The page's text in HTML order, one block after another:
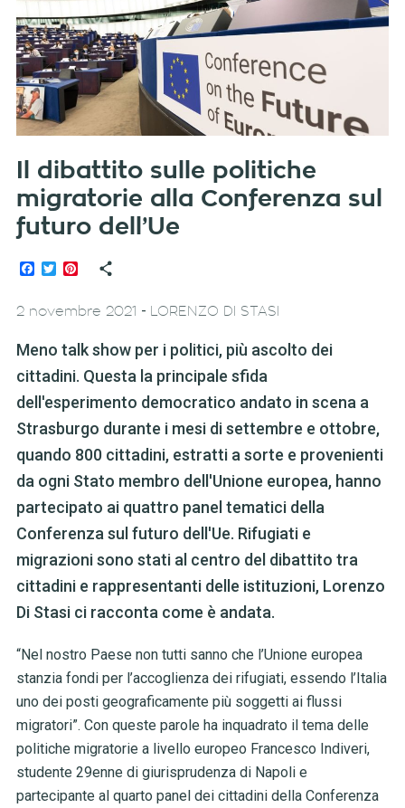
Il dibattito sulle politiche
migratorie alla Conferenza sul
futuro dell’Ue
Facebook
TwitterPinterest
2 novembre 2021 - LORENZO DI STASI
Meno talk show per i politici, più ascolto dei
cittadini. Questa la principale sfida
dell'esperimento democratico andato in scena a
Strasburgo durante i mesi di settembre e ottobre,
quando 800 cittadini, estratti a sorte e provenienti
da ogni Stato membro dell'Unione europea, hanno
partecipato ai quattro panel tematici della
Conferenza sul futuro dell'Ue. Rifugiati e
migrazioni sono stati al centro del dibattito tra
cittadini e rappresentanti delle istituzioni, Lorenzo
Di Stasi ci racconta come è andata.
“Nel nostro Paese non tutti sanno che l’Unione europea
stanzia fondi per l’accoglienza dei rifugiati, essendo l’Italia
uno dei posti geograficamente più soggetti ai flussi
migratori”. Con queste parole ha inquadrato il tema delle
politiche migratorie a livello europeo Francesco Indiveri,
studente 29enne di giurisprudenza di Napoli e
partecipante al quarto panel dei cittadini della Conferenza